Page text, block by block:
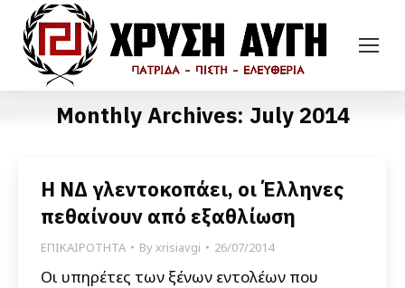
Monthly Archives: July 2014
Η ΝΔ γλεντοκοπάει, οι Έλληνες
πεθαίνουν από εξαθλίωση
ΕΠΙΚΑΙΡΟΤΗΤΑ Byxrisiavgi 26/07/2014
Οι υπηρέτες των ξένων εντολέων που